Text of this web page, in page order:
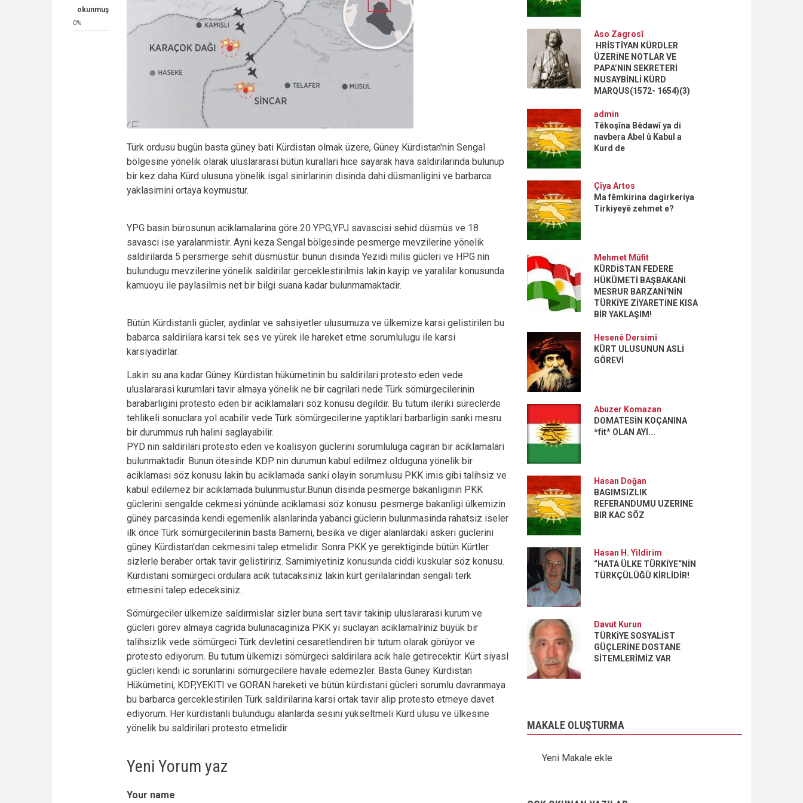
okunmuş
0%
Türk ordusu bugün basta güney bati Kürdistan olmak üzere, Güney Kürdistan'nin Sengal
bölgesine yönelik olarak uluslararasi bütün kurallari hice sayarak hava saldirilarinda bulunup
bir kez daha Kürd ulusuna yönelik isgal sinirlarinin disinda dahi düsmanligini ve barbarca
yaklasimini ortaya koymustur.
YPG basin bürosunun aciklamalarina göre 20 YPG,YPJ savascisi sehid düsmüs ve 18
savasci ise yaralanmistir. Ayni keza Sengal bölgesinde pesmerge mevzilerine yönelik
saldirilarda 5 persmerge sehit düsmüstür. bunun disinda Yezidi milis gücleri ve HPG nin
bulundugu mevzilerine yönelik saldirilar gerceklestirilmis lakin kayip ve yaralilar konusunda
kamuoyu ile paylasilmis net bir bilgi suana kadar bulunmamaktadir.
Bütün Kürdistanli gücler, aydinlar ve sahsiyetler ulusumuza ve ülkemize karsi gelistirilen bu
babarca saldirilara karsi tek ses ve yürek ile hareket etme sorumlulugu ile karsi
karsiyadirlar.
Lakin su ana kadar Güney Kürdistan hükümetinin bu saldirilari protesto eden vede
uluslararasi kurumlari tavir almaya yönelik ne bir cagrilari nede Türk sömürgecilerinin
barabarligini protesto eden bir aciklamalari söz konusu degildir. Bu tutum ileriki süreclerde
tehlikeli sonuclara yol acabilir vede Türk sömürgecilerine yaptiklari barbarligin sanki mesru
bir durummus ruh halini saglayabilir.
PYD nin saldirilari protesto eden ve koalisyon güclerini sorumluluga cagiran bir aciklamalari
bulunmaktadir. Bunun ötesinde KDP nin durumun kabul edilmez olduguna yönelik bir
aciklamasi söz konusu lakin bu aciklamada sanki olayin sorumlusu PKK imis gibi talihsiz ve
kabul edilemez bir aciklamada bulunmustur.Bunun disinda pesmerge bakanliginin PKK
güclerini sengalde cekmesi yönünde aciklamasi söz konusu. pesmerge bakanligi ülkemizin
güney parcasinda kendi egemenlik alanlarinda yabanci güclerin bulunmasinda rahatsiz iseler
ilk önce Türk sömürgecilerinin basta Bamerni, besika ve diger alanlardaki askeri güclerini
güney Kürdistan'dan cekmesini talep etmelidir. Sonra PKK ye gerektiginde bütün Kürtler
sizlerle beraber ortak tavir gelistiririz. Samimiyetiniz konusunda ciddi kuskular söz konusu.
Kürdistani sömürgeci ordulara acik tutacaksiniz lakin kürt gerilalarindan sengali terk
etmesini talep edeceksiniz.
Sömürgeciler ülkemize saldirmislar sizler buna sert tavir takinip uluslararasi kurum ve
gücleri görev almaya cagrida bulunacaginiza PKK yi suclayan aciklamalriniz büyük bir
talihsizlik vede sömürgeci Türk devletini cesaretlendiren bir tutum olarak görüyor ve
protesto ediyorum. Bu tutum ülkemizi sömürgeci saldirilara acik hale getirecektir. Kürt siyasl
gücleri kendi ic sorunlarini sömürgecilere havale edemezler. Basta Güney Kürdistan
Hükümetini, KDP,YEKITI ve GORAN hareketi ve bütün kürdistani gücleri sorumlu davranmaya
bu barbarca gerceklestirilen Türk saldirilarina karsi ortak tavir alip protesto etmeye davet
ediyorum. Her kürdistanli bulundugu alanlarda sesini yükseltmeli Kürd ulusu ve ülkesine
yönelik bu saldirilari protesto etmelidir
Yeni Yorum yaz
Your name
Aso Zagrosî
HRİSTİYAN KÜRDLER
ÜZERİNE NOTLAR VE
PAPA’NIN SEKRETERİ
NUSAYBİNLİ KÜRD
MARQUS(1572- 1654)(3)
admin
Têkoşîna Bêdawî ya di
navbera Abel û Kabul a
Kurd de
Çîya Artos
Ma fêmkirina dagirkeriya
Tirkiyeyê zehmet e?
Mehmet Müfit
KÜRDİSTAN FEDERE
HÜKÜMETİ BAŞBAKANI
MESRUR BARZANİ'NİN
TÜRKİYE ZİYARETİNE KISA
BİR YAKLAŞIM!
Hesenê Dersimî
KÜRT ULUSUNUN ASLİ
GÖREVİ
Abuzer Komazan
DOMATESİN KOÇANINA
*fit* OLAN AYI...
Hasan Doğan
BAGIMSIZLIK
REFERANDUMU UZERINE
BIR KAC SÖZ
Hasan H. Yildirim
“HATA ÜLKE TÜRKİYE“NİN
TÜRKÇÜLÜĞÜ KİRLİDİR!
Davut Kurun
TÜRKİYE SOSYALİST
GÜÇLERİNE DOSTANE
SİTEMLERİMİZ VAR
MAKALE OLUŞTURMA
Yeni Makale ekle